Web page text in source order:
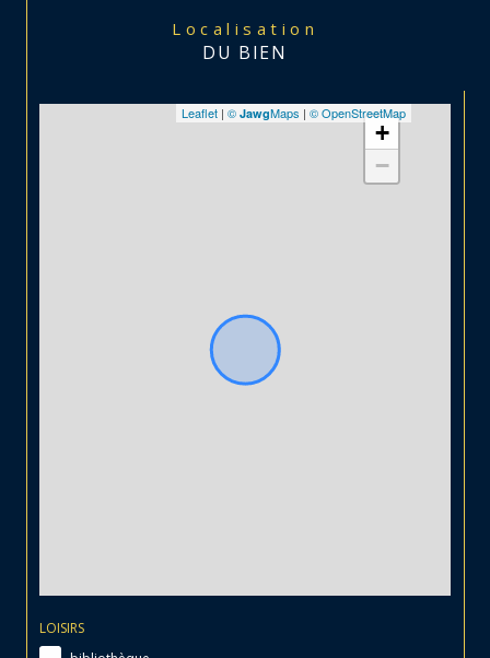
Localisation
DU BIEN
+
−
Leaflet | © JawgMaps | © OpenStreetMap
LOISIRS